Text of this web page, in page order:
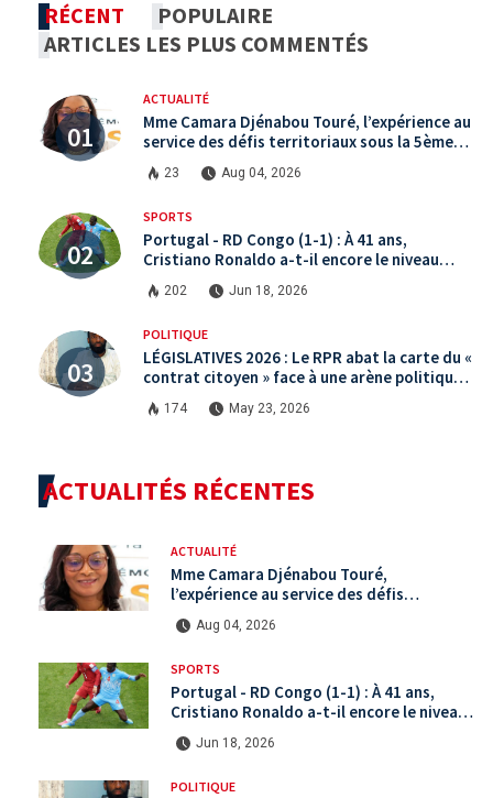
RÉCENT
POPULAIRE
ARTICLES LES PLUS COMMENTÉS
ACTUALITÉ
Mme Camara Djénabou Touré, l’expérience au
service des défis territoriaux sous la 5ème
République
23 Aug 04, 2026
SPORTS
Portugal - RD Congo (1-1) : À 41 ans,
Cristiano Ronaldo a-t-il encore le niveau
international ?
202 Jun 18, 2026
POLITIQUE
LÉGISLATIVES 2026 : Le RPR abat la carte du «
contrat citoyen » face à une arène politique
saturée.
174 May 23, 2026
ACTUALITÉS RÉCENTES
ACTUALITÉ
Mme Camara Djénabou Touré,
l’expérience au service des défis
territoriaux sous la 5ème République
Aug 04, 2026
SPORTS
Portugal - RD Congo (1-1) : À 41 ans,
Cristiano Ronaldo a-t-il encore le niveau
international ?
Jun 18, 2026
POLITIQUE